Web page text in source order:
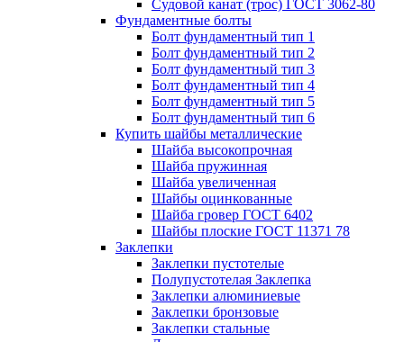
Судовой канат (трос) ГОСТ 3062-80
Фундаментные болты
Болт фундаментный тип 1
Болт фундаментный тип 2
Болт фундаментный тип 3
Болт фундаментный тип 4
Болт фундаментный тип 5
Болт фундаментный тип 6
Купить шайбы металлические
Шайба высокопрочная
Шайба пружинная
Шайба увеличенная
Шайбы оцинкованные
Шайба гровер ГОСТ 6402
Шайбы плоские ГОСТ 11371 78
Заклепки
Заклепки пустотелые
Полупустотелая Заклепка
Заклепки алюминиевые
Заклепки бронзовые
Заклепки стальные